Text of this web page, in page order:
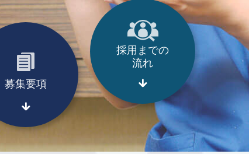
募集要項
採用までの
流れ